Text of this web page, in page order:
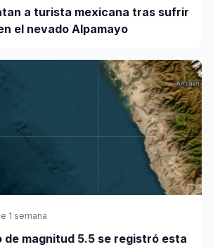
a turista mexicana tras sufrir
el nevado Alpamayo
1 semana
de magnitud 5.5 se registró esta